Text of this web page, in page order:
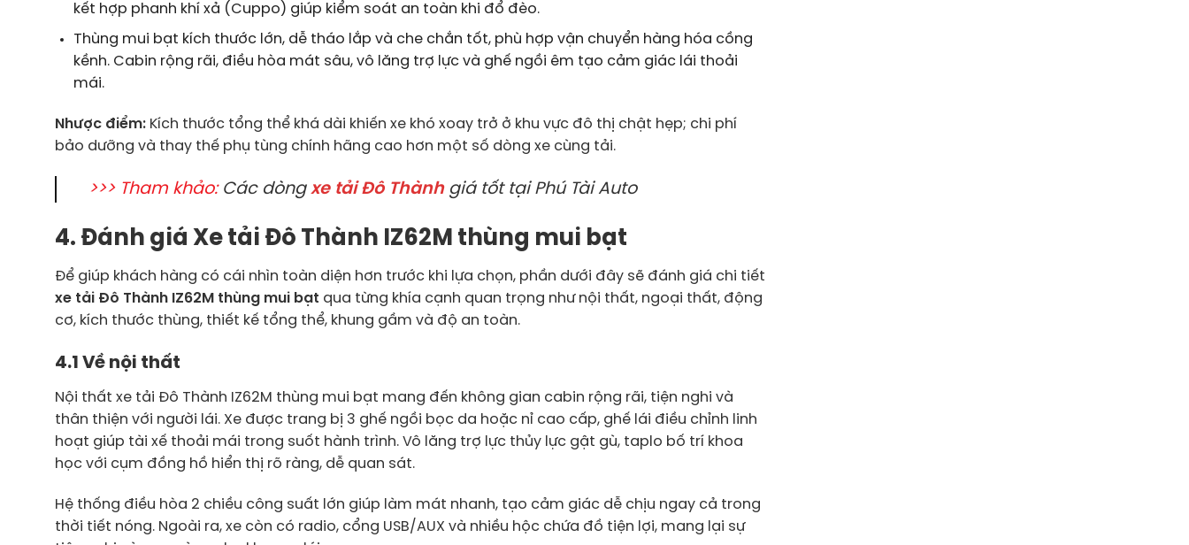
kết hợp phanh khí xả (Cuppo) giúp kiểm soát an toàn khi đổ đèo.
Thùng mui bạt kích thước lớn, dễ tháo lắp và che chắn tốt, phù hợp vận chuyển hàng hóa cồng
kềnh. Cabin rộng rãi, điều hòa mát sâu, vô lăng trợ lực và ghế ngồi êm tạo cảm giác lái thoải
mái.
Nhược điểm: Kích thước tổng thể khá dài khiến xe khó xoay trở ở khu vực đô thị chật hẹp; chi phí
bảo dưỡng và thay thế phụ tùng chính hãng cao hơn một số dòng xe cùng tải.
>>> Tham khảo:Các dòng xe tải Đô Thànhgiá tốt tại Phú Tài Auto
4. Đánh giá Xe tải Đô Thành IZ62M thùng mui bạt
Để giúp khách hàng có cái nhìn toàn diện hơn trước khi lựa chọn, phần dưới đây sẽ đánh giá chi tiết
xe tải Đô Thành IZ62M thùng mui bạt qua từng khía cạnh quan trọng như nội thất, ngoại thất, động
cơ, kích thước thùng, thiết kế tổng thể, khung gầm và độ an toàn.
4.1 Về nội thất
Nội thất xe tải Đô Thành IZ62M thùng mui bạt mang đến không gian cabin rộng rãi, tiện nghi và
thân thiện với người lái. Xe được trang bị 3 ghế ngồi bọc da hoặc nỉ cao cấp, ghế lái điều chỉnh linh
hoạt giúp tài xế thoải mái trong suốt hành trình. Vô lăng trợ lực thủy lực gật gù, taplo bố trí khoa
học với cụm đồng hồ hiển thị rõ ràng, dễ quan sát.
Hệ thống điều hòa 2 chiều công suất lớn giúp làm mát nhanh, tạo cảm giác dễ chịu ngay cả trong
thời tiết nóng. Ngoài ra, xe còn có radio, cổng USB/AUX và nhiều hộc chứa đồ tiện lợi, mang lại sự